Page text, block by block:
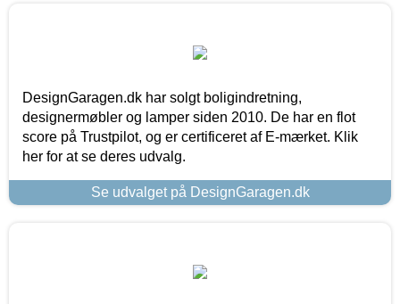
DesignGaragen.dk har solgt boligindretning,
designermøbler og lamper siden 2010. De har en flot
score på Trustpilot, og er certificeret af E-mærket. Klik
her for at se deres udvalg.
Se udvalget på DesignGaragen.dk